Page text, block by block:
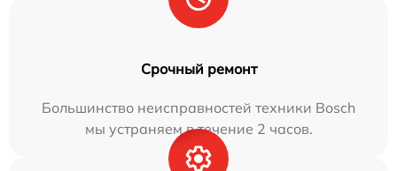
Срочный ремонт
Большинство неисправностей техники Bosch
мы устраняем в течение 2 часов.